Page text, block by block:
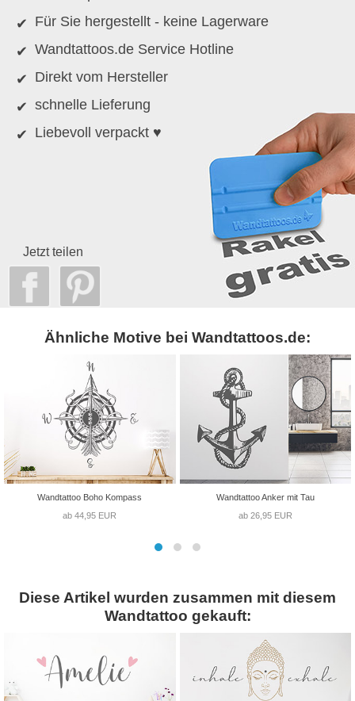
Für Sie hergestellt - keine Lagerware
Wandtattoos.de Service Hotline
Direkt vom Hersteller
schnelle Lieferung
Liebevoll verpackt ♥
Jetzt teilen
Ähnliche Motive bei Wandtattoos.de:
Wandtattoo Boho Kompass
ab 44,95 EUR
Wandtattoo Anker mit Tau
ab 26,95 EUR
Diese Artikel wurden zusammen mit diesem
Wandtattoo gekauft: